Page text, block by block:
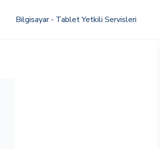
Bilgisayar - Tablet Yetkili Servisleri